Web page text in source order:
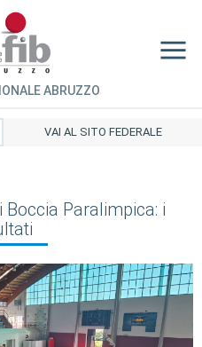
ABRUZZO
VAI AL SITO FEDERALE
Paralimpica: i